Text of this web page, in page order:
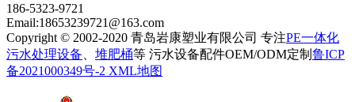
186-5323-9721
Email:18653239721@163.com
Copyright © 2002-2020 青岛岩康塑业有限公司 专注PE一体化
污水处理设备
堆肥桶等 污水设备配件OEM/ODM定制 鲁ICP
备2021000349号-2 XML地图